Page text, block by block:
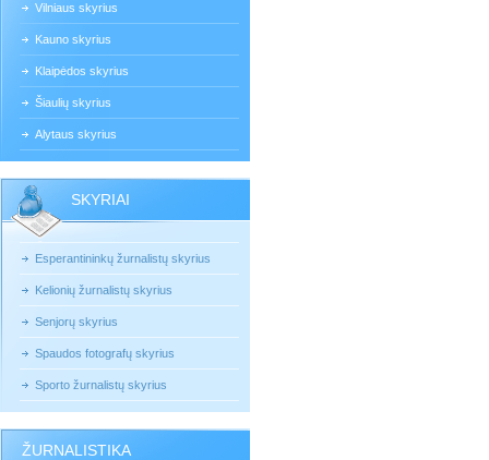
Vilniaus skyrius
Kauno skyrius
Klaipėdos skyrius
Šiaulių skyrius
Alytaus skyrius
SKYRIAI
Esperantininkų žurnalistų skyrius
Kelionių žurnalistų skyrius
Senjorų skyrius
Spaudos fotografų skyrius
Sporto žurnalistų skyrius
ŽURNALISTIKA